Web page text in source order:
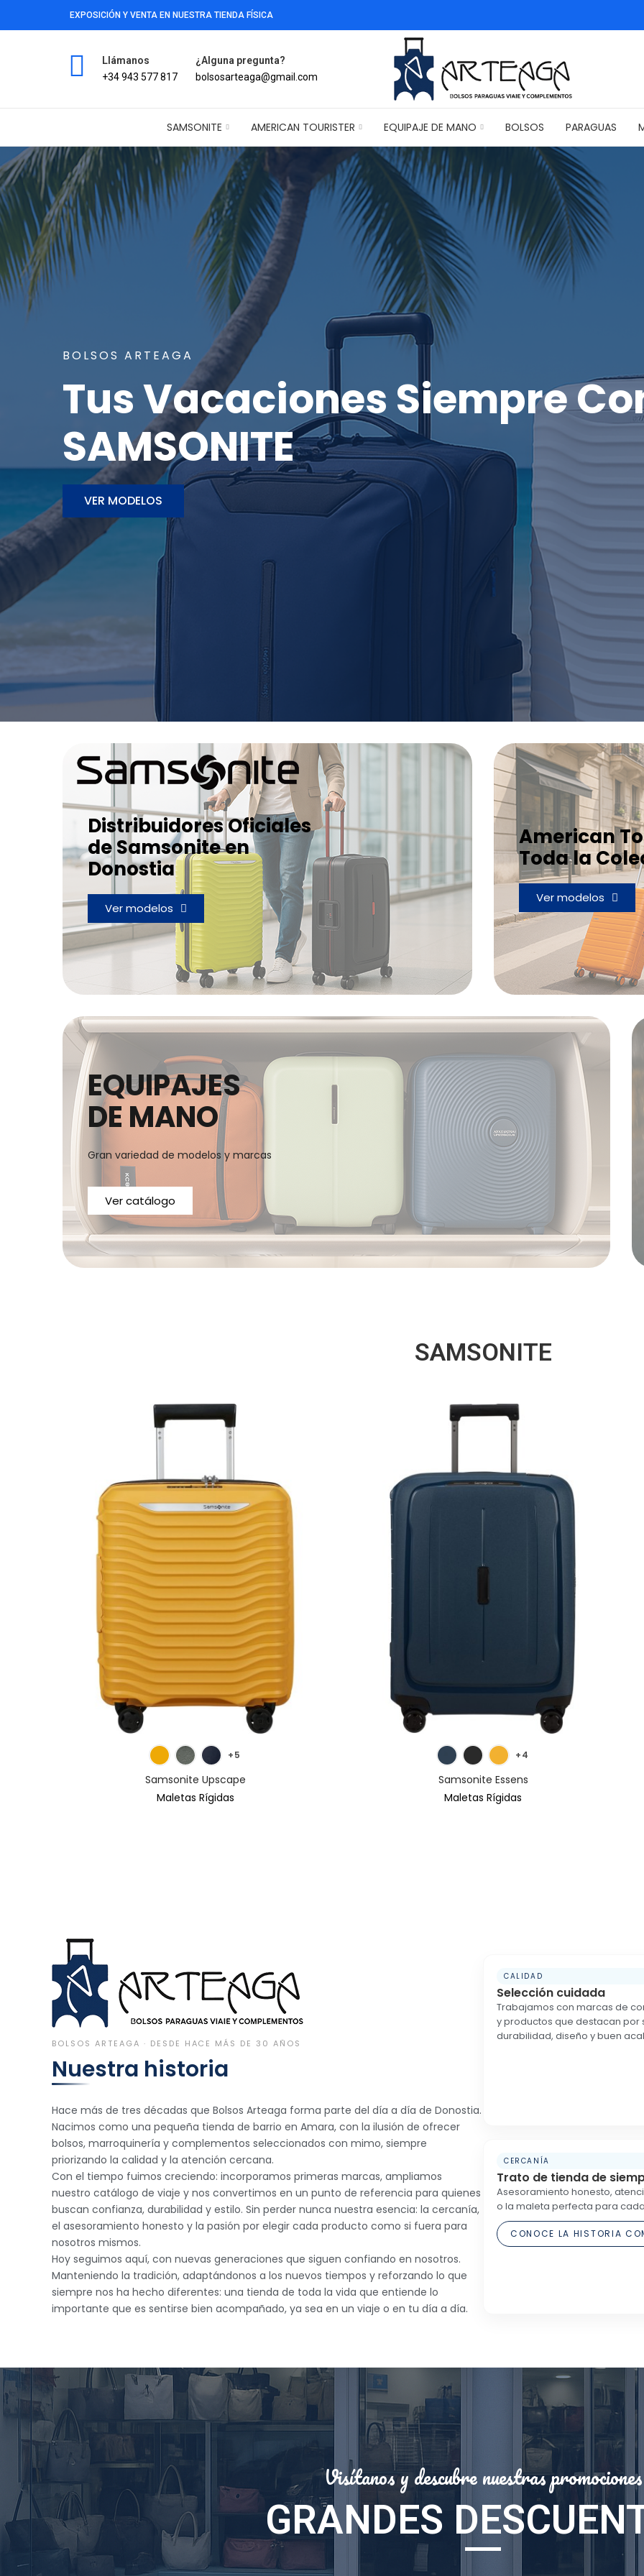
EXPOSICIÓN Y VENTA EN NUESTRA TIENDA FÍSICA
Llámanos
+34 943 577 817
¿Alguna pregunta?
bolsosarteaga@gmail.com
SAMSONITE AMERICAN TOURISTER EQUIPAJE DE MANO BOLSOS PARAGUAS
BOLSOS ARTEAGA
Tus Vacaciones Siempre
SAMSONITE
VER MODELOS
Distribuidores Oficiales
de Samsonite en
Donostia
Ver modelos
American
Toda la
Ver modelos
EQUIPAJES
DE MANO
Gran variedad de modelos y marcas
Ver catálogo
SAMSONITE
MÁS INFORMACIÓN
+5
Samsonite Upscape
Maletas Rígidas
MÁS INFORMACIÓN
+4
Samsonite Essens
Maletas Rígidas
BOLSOS ARTEAGA · DESDE HACE MÁS DE 30 AÑOS
Nuestra historia
Hace más de tres décadas que Bolsos Arteaga forma parte del día a día de Donostia.
Nacimos como una pequeña tienda de barrio en Amara, con la ilusión de ofrecer
bolsos, marroquinería y complementos seleccionados con mimo, siempre
priorizando la calidad y la atención cercana.
Con el tiempo fuimos creciendo: incorporamos primeras marcas, ampliamos
nuestro catálogo de viaje y nos convertimos en un punto de referencia para quienes
buscan confianza, durabilidad y estilo. Sin perder nunca nuestra esencia: la cercanía,
el asesoramiento honesto y la pasión por elegir cada producto como si fuera para
nosotros mismos.
Hoy seguimos aquí, con nuevas generaciones que siguen confiando en nosotros.
Manteniendo la tradición, adaptándonos a los nuevos tiempos y reforzando lo que
siempre nos ha hecho diferentes: una tienda de toda la vida que entiende lo
importante que es sentirse bien acompañado, ya sea en un viaje o en tu día a día.
CALIDAD
Selección cuidada
Trabajamos con marcas de
y productos que destacan por
durabilidad, diseño y buen
CERCANÍA
Trato de tienda de
Asesoramiento honesto,
o la maleta perfecta para
CONOCE LA HISTORIA
Visítanos y descubre nuestras promociones
GRANDES